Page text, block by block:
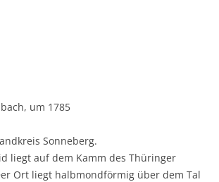
um 1785
Sonneberg.
liegt auf dem Kamm des Thüringer
Ort liegt halbmondförmig über dem Tal